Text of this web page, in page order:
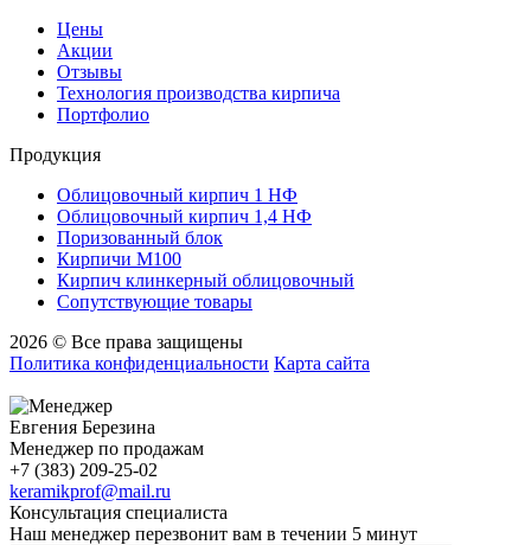
Цены
Акции
Отзывы
Технология производства кирпича
Портфолио
Продукция
Облицовочный кирпич 1 НФ
Облицовочный кирпич 1,4 НФ
Поризованный блок
Кирпичи М100
Кирпич клинкерный облицовочный
Сопутствующие товары
2026 © Все права защищены
Политика конфиденциальности Карта сайта
Евгения Березина
Менеджер по продажам
+7 (383) 209-25-02
keramikprof@mail.ru
Консультация специалиста
Наш менеджер перезвонит вам в течении 5 минут